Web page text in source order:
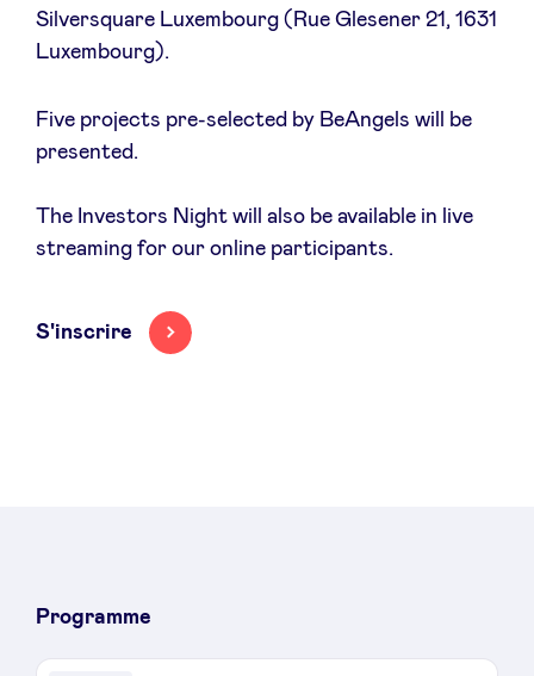
BeAngels Luxembourg
NXT Brussels - Groupe d'investissement
Pooling Services
Privacy Policy
Silversquare Luxembourg (Rue Glesener 21, 1631
Luxembourg).
Five projects pre-selected by BeAngels will be
presented.
The Investors Night will also be available in live
streaming for our online participants.
S'inscrire
Programme